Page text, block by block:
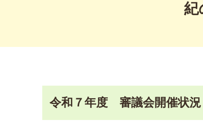
紀
令和７年度 審議会開催状況